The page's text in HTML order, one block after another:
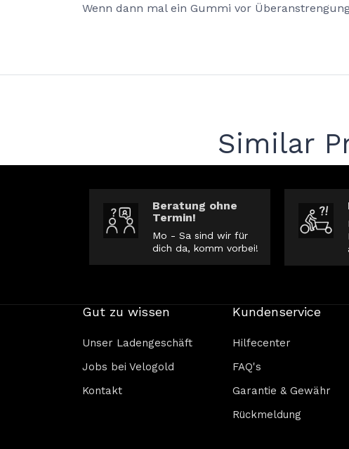
Wenn dann mal ein Gummi vor
Similar
Beratung ohne
Termin!
Mo - Sa sind wir für
dich da, komm vorbei!
Gut zu wissen
Unser Ladengeschäft
Jobs bei Velogold
Kontakt
Kundenservice
Hilfecenter
FAQ's
Garantie & Gewähr
Rückmeldung